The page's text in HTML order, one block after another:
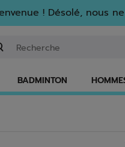
! Désolé, nous
BADMINTON